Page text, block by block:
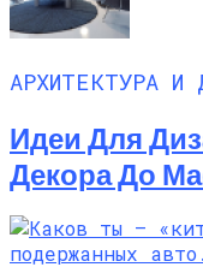
АРХИТЕКТУРА И
Идеи Для
Декора До